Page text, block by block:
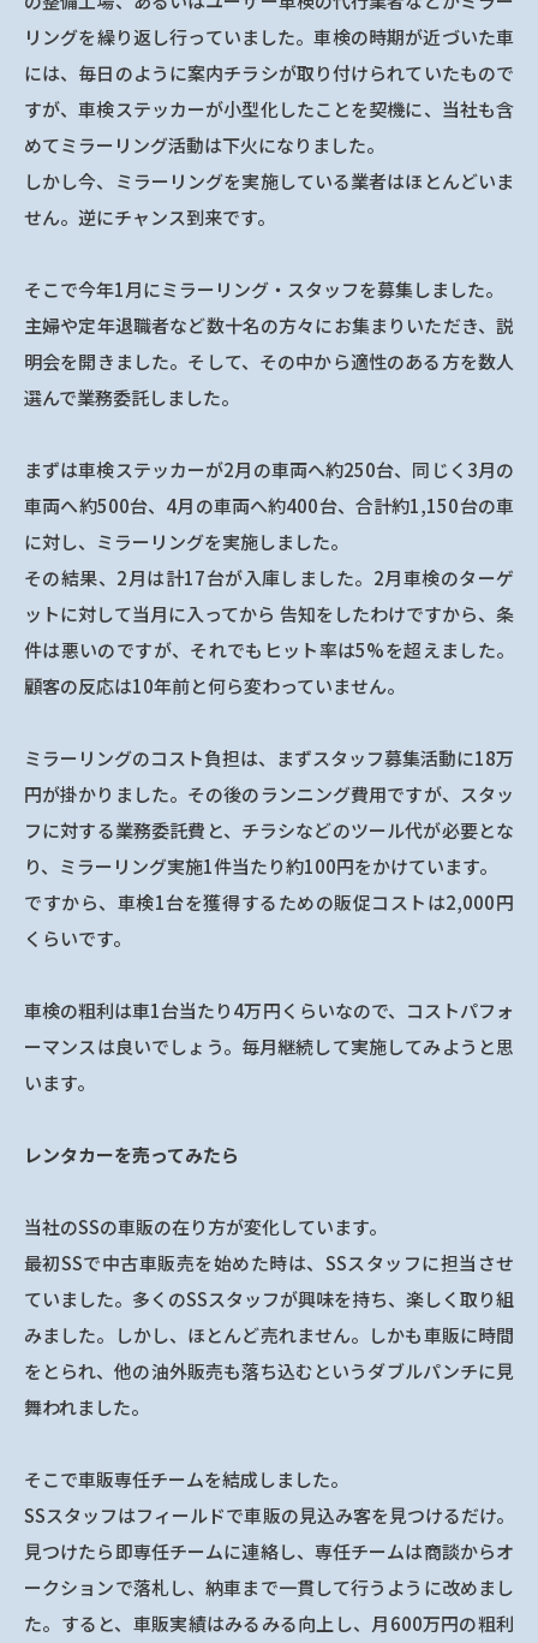
リングを繰り返し行っていました。車検の時期が近づいた車
には、毎日のように案内チラシが取り付けられていたもので
すが、車検ステッカーが小型化したことを契機に、当社も含
めてミラーリング活動は下火になりました。
しかし今、ミラーリングを実施している業者はほとんどいま
せん。逆にチャンス到来です。
そこで今年1月にミラーリング・スタッフを募集しました。
主婦や定年退職者など数十名の方々にお集まりいただき、説
明会を開きました。そして、その中から適性のある方を数人
選んで業務委託しました。
まずは車検ステッカーが2月の車両へ約250台、同じく3月の
車両へ約500台、4月の車両へ約400台、合計約1,150台の車
に対し、ミラーリングを実施しました。
その結果、2月は計17台が入庫しました。2月車検のターゲ
ットに対して当月に入ってから 告知をしたわけですから、条
件は悪いのですが、それでもヒット率は5%を超えました。
顧客の反応は10年前と何ら変わっていません。
ミラーリングのコスト負担は、まずスタッフ募集活動に18万
円が掛かりました。その後のランニング費用ですが、スタッ
フに対する業務委託費と、チラシなどのツール代が必要とな
り、ミラーリング実施1件当たり約100円をかけています。
ですから、車検1台を獲得するための販促コストは2,000円
くらいです。
車検の粗利は車1台当たり4万円くらいなので、コストパフォ
ーマンスは良いでしょう。毎月継続して実施してみようと思
います。
レンタカーを売ってみたら
当社のSSの車販の在り方が変化しています。
最初SSで中古車販売を始めた時は、SSスタッフに担当させ
ていました。多くのSSスタッフが興味を持ち、楽しく取り組
みました。しかし、ほとんど売れません。しかも車販に時間
をとられ、他の油外販売も落ち込むというダブルパンチに見
舞われました。
そこで車販専任チームを結成しました。
SSスタッフはフィールドで車販の見込み客を見つけるだけ。
見つけたら即専任チームに連絡し、専任チームは商談からオ
ークションで落札し、納車まで一貫して行うように改めまし
た。すると、車販実績はみるみる向上し、月600万円の粗利